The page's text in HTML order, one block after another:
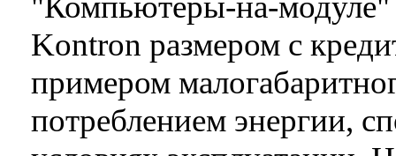
Kontron размером с
примером
потреблением энергии,